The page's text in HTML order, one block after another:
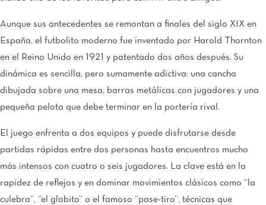
Aunque sus antecedentes se remontan a finales del siglo XIX en
España, el futbolito moderno fue inventado por Harold Thornton
en el Reino Unido en 1921 y patentado dos años después. Su
dinámica es sencilla, pero sumamente adictiva: una cancha
dibujada sobre una mesa, barras metálicas con jugadores y una
pequeña pelota que debe terminar en la portería rival.
El juego enfrenta a dos equipos y puede disfrutarse desde
partidas rápidas entre dos personas hasta encuentros mucho
más intensos con cuatro o seis jugadores. La clave está en la
rapidez de reflejos y en dominar movimientos clásicos como “la
culebra”, “el globito” o el famoso “pase-tiro”, técnicas que